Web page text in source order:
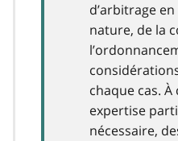
d’arbitrage
nature, de la
chaque cas.
expertise
nécessaire,